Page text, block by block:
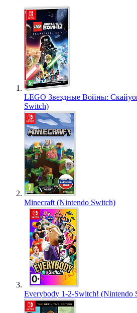
LEGO Звездные Войны:
Switch)
Minecraft (Nintendo Switch)
Everybody 1-2-Switch! (Nintendo